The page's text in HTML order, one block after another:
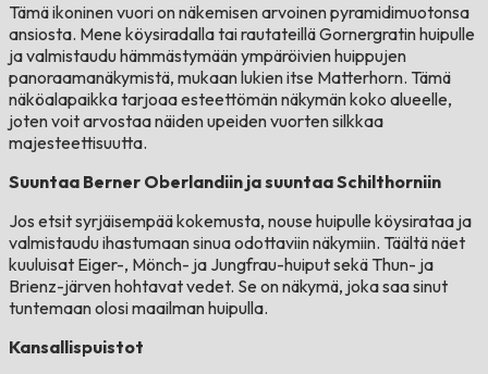
Tämä ikoninen vuori on näkemisen arvoinen pyramidimuotonsa
ansiosta. Mene köysiradalla tai rautateillä Gornergratin huipulle
ja valmistaudu hämmästymään ympäröivien huippujen
panoraamanäkymistä, mukaan lukien itse Matterhorn. Tämä
näköalapaikka tarjoaa esteettömän näkymän koko alueelle,
joten voit arvostaa näiden upeiden vuorten silkkaa
majesteettisuutta.
Suuntaa Berner Oberlandiin ja suuntaa Schilthorniin
Jos etsit syrjäisempää kokemusta, nouse huipulle köysirataa ja
valmistaudu ihastumaan sinua odottaviin näkymiin. Täältä näet
kuuluisat Eiger-, Mönch- ja Jungfrau-huiput sekä Thun- ja
Brienz-järven hohtavat vedet. Se on näkymä, joka saa sinut
tuntemaan olosi maailman huipulla.
Kansallispuistot